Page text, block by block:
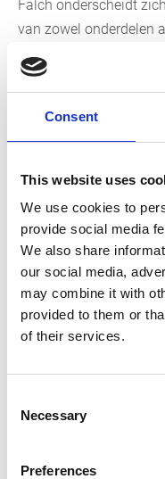
Consent
This website uses
We use cookies to
provide social media
We also share
our social media,
may combine it with
provided to them or
of their services.
Selection
Necessary
Preferences
Falch onderscheidt
van zowel onderdelen
bijna alle producten
Deze directe
aantrekkelijke keuze
Falch-
ontwikkelingsafdeling
uiterst
Falch een nieuwe lijn
een 3,5 ton
krachtige machines
basejet 125